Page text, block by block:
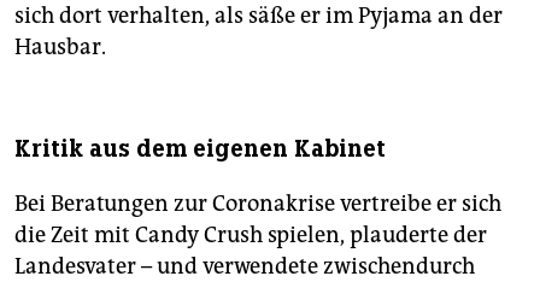
sich dort verhalten, als säße er im Pyjama an der
Hausbar.
Kritik aus dem eigenen Kabinet
Bei Beratungen zur Corona­krise vertreibe er sich
die Zeit mit Candy Crush spielen, plauderte der
Landesvater – und verwendete zwischendurch